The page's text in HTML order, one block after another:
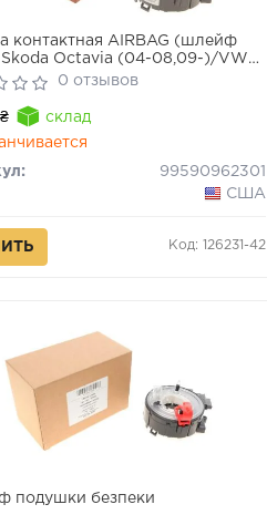
контактная AIRBAG (шлейф
Skoda Octavia (04-08,09-)/VW
(04-11), Golf (04-), Jetta (06-11),
(08-11) (99590962301) VIKA
0 отзывов
₴
склад
99590962301
США
Код: 126231-42
подушки безпеки